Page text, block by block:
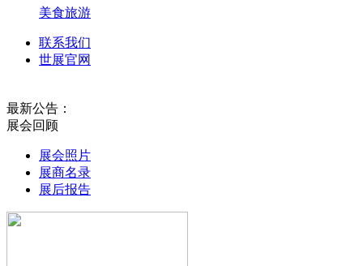
美食旅游
联系我们
世展官网
最新公告：
展会回顾
展会照片
展商名录
展后报告